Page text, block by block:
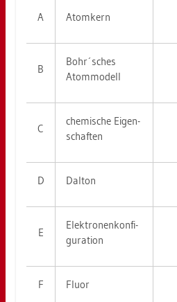
A Atom­kern
B
Bohr´sches
Atom­mo­dell
C
che­mi­sche Ei­gen­
schaf­ten
D Dal­ton
E
Elek­tro­nen­kon­fi­
gu­ra­ti­on
F Fluor